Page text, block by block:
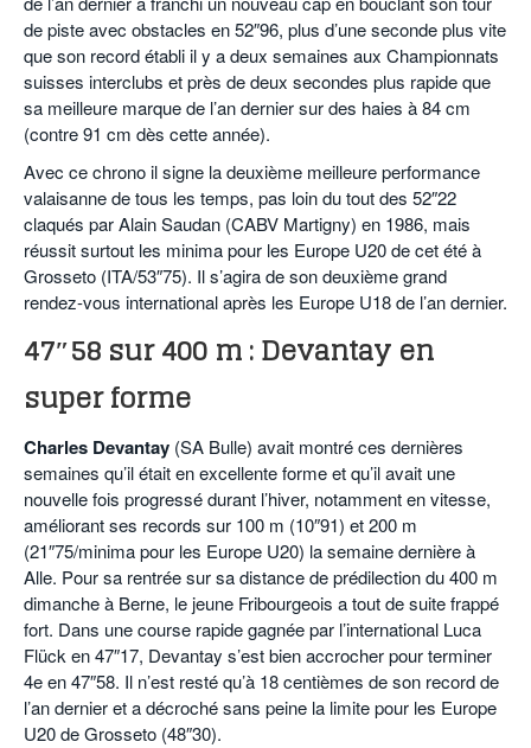
de piste avec obstacles en 52″96, plus d’une seconde plus vite
que son record établi il y a deux semaines aux Championnats
suisses interclubs et près de deux secondes plus rapide que
sa meilleure marque de l’an dernier sur des haies à 84 cm
(contre 91 cm dès cette année).
Avec ce chrono il signe la deuxième meilleure performance
valaisanne de tous les temps, pas loin du tout des 52″22
claqués par Alain Saudan (CABV Martigny) en 1986, mais
réussit surtout les minima pour les Europe U20 de cet été à
Grosseto (ITA/53″75). Il s’agira de son deuxième grand
rendez-vous international après les Europe U18 de l’an dernier.
47″58 sur 400 m : Devantay en
super forme
Charles Devantay (SA Bulle) avait montré ces dernières
semaines qu’il était en excellente forme et qu’il avait une
nouvelle fois progressé durant l’hiver, notamment en vitesse,
améliorant ses records sur 100 m (10″91) et 200 m
(21″75/minima pour les Europe U20) la semaine dernière à
Alle. Pour sa rentrée sur sa distance de prédilection du 400 m
dimanche à Berne, le jeune Fribourgeois a tout de suite frappé
fort. Dans une course rapide gagnée par l’international Luca
Flück en 47″17, Devantay s’est bien accrocher pour terminer
4e en 47″58. Il n’est resté qu’à 18 centièmes de son record de
l’an dernier et a décroché sans peine la limite pour les Europe
U20 de Grosseto (48″30).